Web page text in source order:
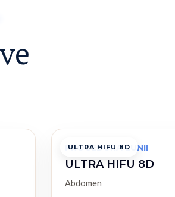
ULTRA HIFU 8D
PROCEDURA LUNII
ULTRA HIFU 8D
Abdomen